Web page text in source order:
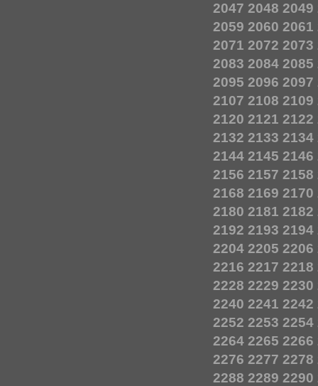
2047 2048 2049
2059 2060 2061
2071 2072 2073
2083 2084 2085
2095 2096 2097
2107 2108 2109
2120 2121 2122
2132 2133 2134
2144 2145 2146
2156 2157 2158
2168 2169 2170
2180 2181 2182
2192 2193 2194
2204 2205 2206
2216 2217 2218
2228 2229 2230
2240 2241 2242
2252 2253 2254
2264 2265 2266
2276 2277 2278
2288 2289 2290